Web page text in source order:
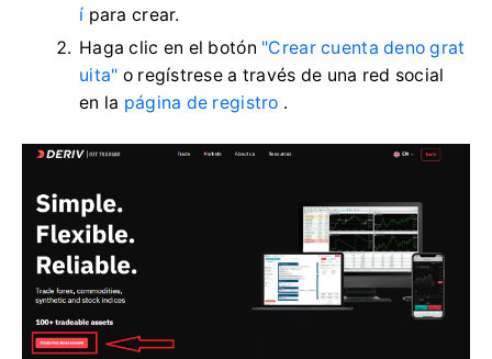
í para crear.
Haga clic en el botón "Crear cuenta deno grat
uita" o regístrese a través de una red social
en la página de registro .